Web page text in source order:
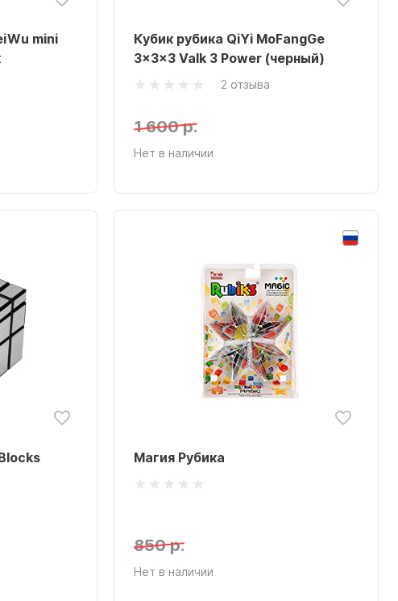
mini
Кубик рубика QiYi MoFangGe
3x3x3 Valk 3 Power (черный)
2 отзыва
1 600 р.
Нет в наличии
Магия Рубика
850 р.
Нет в наличии